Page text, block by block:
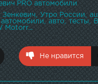
PRO автомобили
Зенкевич Утро России
автомобили авто тесты
Motorr...
Не нравится